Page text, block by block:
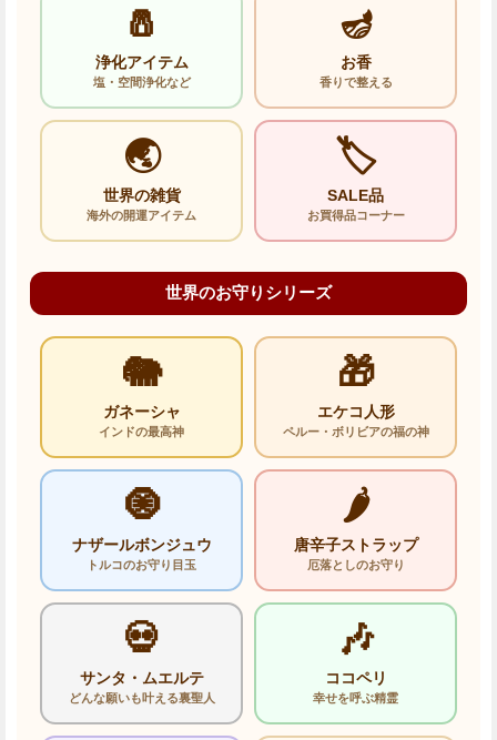
🧂
浄化アイテム
塩・空間浄化など
🪔
お香
香りで整える
🌏
世界の雑貨
海外の開運アイテム
🏷️
SALE品
お買得品コーナー
世界のお守りシリーズ
🐘
ガネーシャ
インドの最高神
🎁
エケコ人形
ペルー・ボリビアの福の神
🧿
ナザールボンジュウ
トルコのお守り目玉
🌶️
唐辛子ストラップ
厄落としのお守り
💀
サンタ・ムエルテ
どんな願いも叶える裏聖人
🎶
ココペリ
幸せを呼ぶ精霊